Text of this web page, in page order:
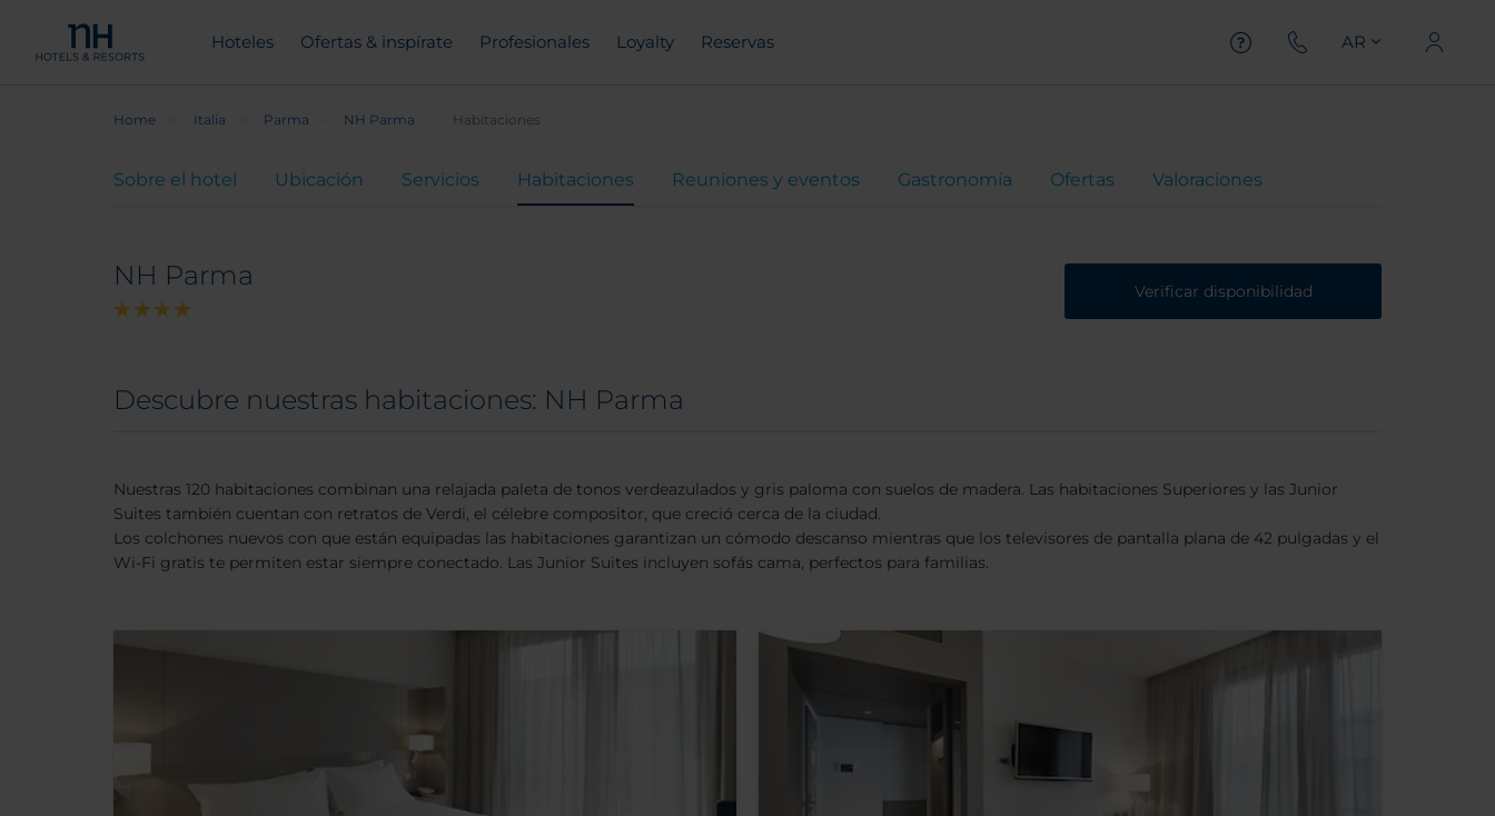
Hoteles Ofertas & inspírate Profesionales Loyalty Reservas AR
Home Italia Parma NH Parma Habitaciones
Sobre el hotel Ubicación Servicios Habitaciones Reuniones y eventos Gastronomía Ofertas Valoraciones
NH Parma Verificar disponibilidad
Descubre nuestras habitaciones: NH Parma
Nuestras 120 habitaciones combinan una relajada paleta de tonos verdeazulados y gris paloma con suelos de madera. Las habitaciones Superiores y las Junior
Suites también cuentan con retratos de Verdi, el célebre compositor, que creció cerca de la ciudad.
Los colchones nuevos con que están equipadas las habitaciones garantizan un cómodo descanso mientras que los televisores de pantalla plana de 42 pulgadas y el
Wi-Fi gratis te permiten estar siempre conectado. Las Junior Suites incluyen sofás cama, perfectos para familias.